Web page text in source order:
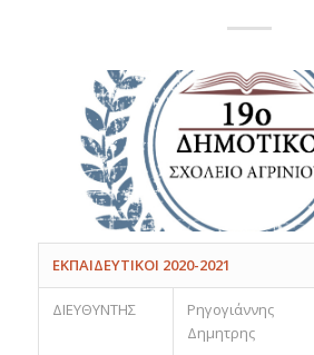
ΕΚΠΑΙΔΕΥΤΙΚΟΙ 2020-2021
ΔΙΕΥΘΥΝΤΗΣ
Ρηγογιάννης
Δημητρης